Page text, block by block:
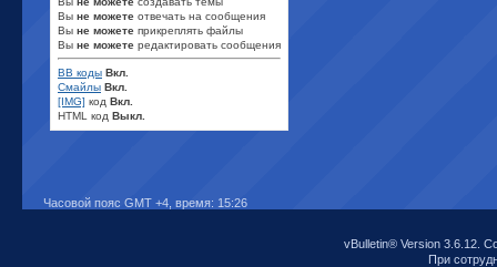
Вы не можете отвечать на сообщения
Вы не можете прикреплять файлы
Вы не можете редактировать сообщения
BB коды Вкл.
Смайлы Вкл.
[IMG] код Вкл.
HTML код Выкл.
Часовой пояс GMT +4, время: 15:26
vBulletin® Version 3.6.12.
При